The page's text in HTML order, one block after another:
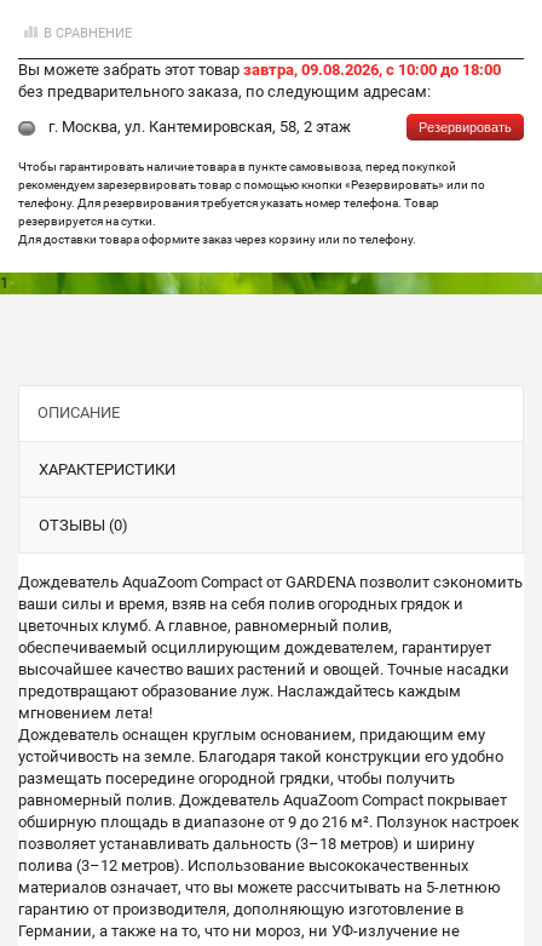
В СРАВНЕНИЕ
Вы можете забрать этот товар завтра, 09.08.2026, с 10:00 до 18:00
без предварительного заказа, по следующим адресам:
г. Москва, ул. Кантемировская, 58, 2 этаж
Резервировать
Чтобы гарантировать наличие товара в пункте самовывоза, перед покупкой
рекомендуем зарезервировать товар с помощью кнопки «Резервировать» или по
телефону. Для резервирования требуется указать номер телефона. Товар
резервируется на сутки.
Для доставки товара оформите заказ через корзину или по телефону.
1
ОПИСАНИЕ
ХАРАКТЕРИСТИКИ
ОТЗЫВЫ (0)
Дождеватель AquaZoom Compact от GARDENA позволит сэкономить
ваши силы и время, взяв на себя полив огородных грядок и
цветочных клумб. А главное, равномерный полив,
обеспечиваемый осциллирующим дождевателем, гарантирует
высочайшее качество ваших растений и овощей. Точные насадки
предотвращают образование луж. Наслаждайтесь каждым
мгновением лета!
Дождеватель оснащен круглым основанием, придающим ему
устойчивость на земле. Благодаря такой конструкции его удобно
размещать посередине огородной грядки, чтобы получить
равномерный полив. Дождеватель AquaZoom Compact покрывает
обширную площадь в диапазоне от 9 до 216 м². Ползунок настроек
позволяет устанавливать дальность (3–18 метров) и ширину
полива (3–12 метров). Использование высококачественных
материалов означает, что вы можете рассчитывать на 5-летнюю
гарантию от производителя, дополняющую изготовление в
Германии, а также на то, что ни мороз, ни УФ-излучение не